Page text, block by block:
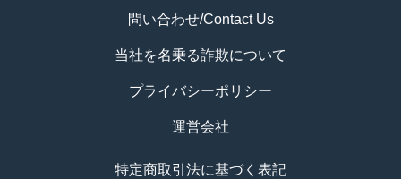
問い合わせ/Contact Us
当社を名乗る詐欺について
プライバシーポリシー
運営会社
特定商取引法に基づく表記